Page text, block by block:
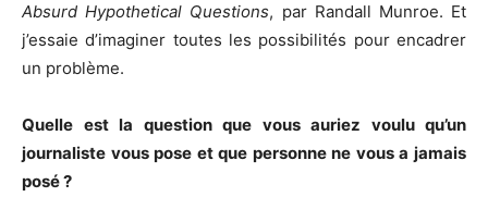
Absurd Hypothetical Questions, par Randall Munroe. Et
j’essaie d’imaginer toutes les possibilités pour encadrer
un problème.
Quelle est la question que vous auriez voulu qu’un
journaliste vous pose et que personne ne vous a jamais
posé ?